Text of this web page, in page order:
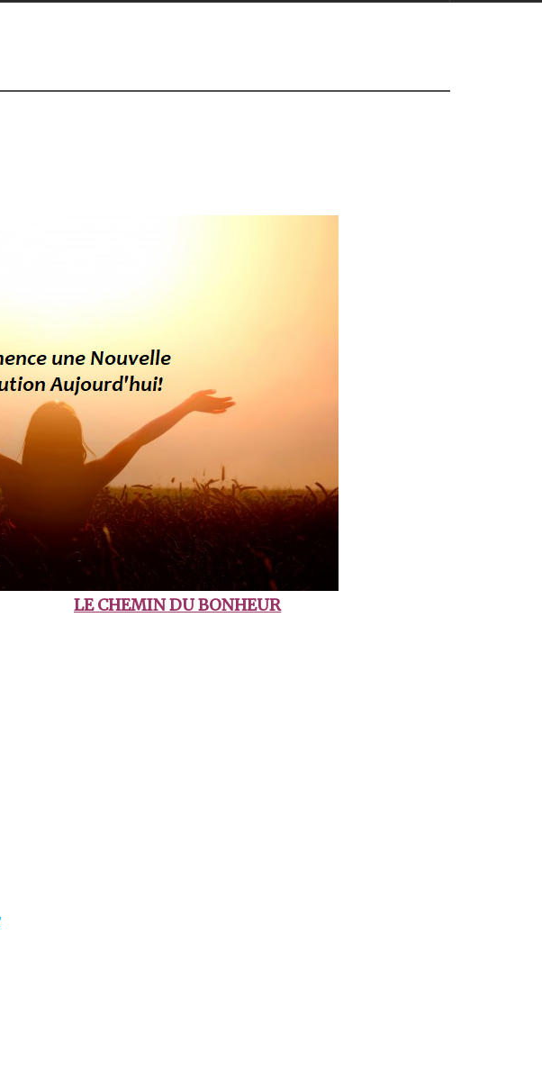
LE CHEMIN DU BONHEUR